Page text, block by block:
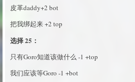
皮革daddy+2 bot
把我绑起来 +2 top
选择 25：
只有Goro知道该做什么 -1 +top
我们应该等Goro -1 +bot